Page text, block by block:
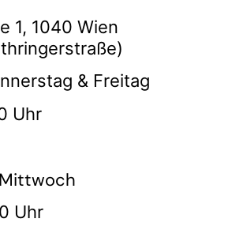
1, 1040 Wien
& Freitag
Uhr
Uhr